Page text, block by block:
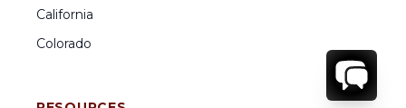
California
Colorado